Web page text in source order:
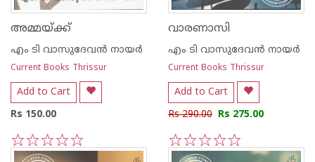
അമ്മയ്‌ക്ക്
എം ടി വാസുദേവന്‍ നായര്‍
Current Books Thrissur
Add to Cart
Rs 150.00
5
4
3
2
1
വാരണാസി
എം ടി വാസുദേവന്‍ നായര്‍
Current Books Thrissur
Add to Cart
Rs 290.00 Rs 275.00
5
4
3
2
1